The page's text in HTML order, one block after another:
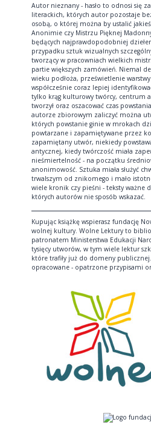
Autor nieznany - hasło to odnosi się
literackich, których autor pozostaje
osobą, o której można by ustalić
Anonimie czy Mistrzu Pięknej
będących najprawdopodobniej
przypadku sztuk wizualnych
tworzący w pracowniach wielkich
partie większych zamówień. Niemal
wieku podłoża, prześwietlenie
współcześnie coraz lepiej
tylko krąg kulturowy twórcy, centrum
tworzył oraz oszacować czas
autorze zbiorowym zaliczyć można
których powstanie ginie w mrokach
powtarzane i zapamiętywane przez
zapamiętany utwór, niekiedy
antycznej, kiedy twórczość miała
nieśmiertelność - na początku
anonimowość. Sztuka miała służyć
trwalszym od znikomego i mało
wiele kronik czy pieśni - teksty ważne
których autorów nie sposób wskazać.
Kupując książkę wspierasz fundację
wolnej kultury. Wolne Lektury to
patronatem Ministerstwa Edukacji
tysięcy utworów, w tym wiele lektur
które trafiły już do domeny
opracowane - opatrzone przypisami